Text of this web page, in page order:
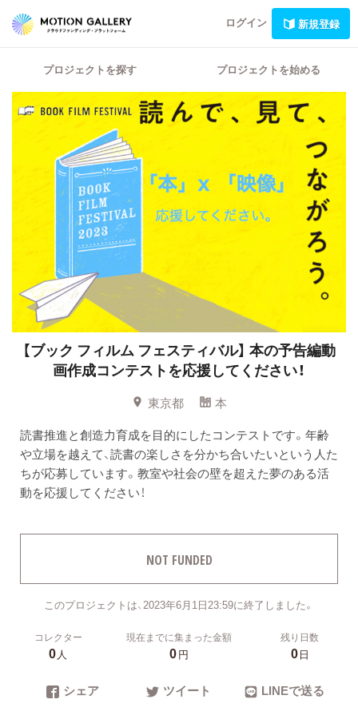
ログイン 新規登録
プロジェクトを探す プロジェクトを始める
【ブック フィルム フェスティバル】 本の予告編動
画作成コンテストを応援してください！
東京都
本
読書推進と創造力育成を目的にしたコンテストです。年齢
や立場を越えて、読書の楽しさを分かち合いたいという人た
ちが応募しています。教室や社会の壁を超えた夢のある活
動を応援してください！
NOT FUNDED
このプロジェクトは、2023年6月1日23:59に終了しました。
コレクター
0人
現在までに集まった金額
0円
残り日数
0日
シェア ツイート LINEで送る